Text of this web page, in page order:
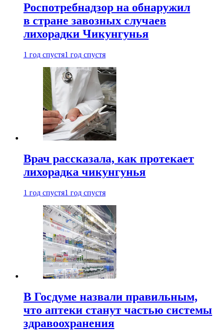
Роспотребнадзор на обнаружил
в стране завозных случаев
лихорадки Чикунгунья
1 год спустя1 год спустя
Врач рассказала, как протекает
лихорадка чикунгунья
1 год спустя1 год спустя
В Госдуме назвали правильным,
что аптеки станут частью системы
здравоохранения